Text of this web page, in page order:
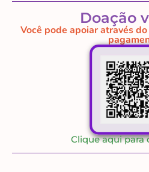
Doação
Você pode apoiar através
Clique aqui para